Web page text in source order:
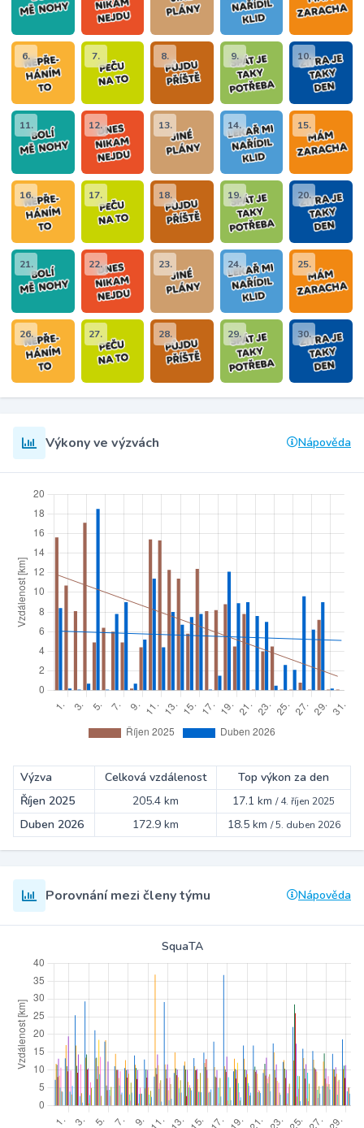
6. 7. 8. 9. 10.
11. 12. 13. 14. 15.
16. 17. 18. 19. 20.
21. 22. 23. 24. 25.
26. 27. 28. 29. 30.
Výkony ve výzvách Nápověda
Výzva Celková vzdálenost
Top výkon za den
Říjen 2025
205.4 km 17.1 km /4. říjen 2025
Duben 2026 172.9 km 18.5 km /5. duben 2026
Porovnání mezi členy týmu Nápověda
SquaTA